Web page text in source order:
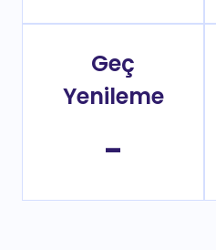
Geç
Yenileme
-